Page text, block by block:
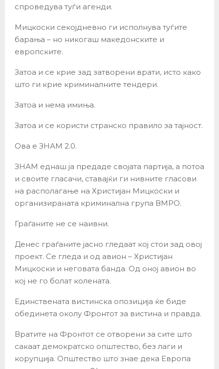
спроведува туѓи агенди.
Мицкоски секојдневно ги исполнува туѓите
барања – но никогаш македонските и
европските.
Затоа и се крие зад затворени врати, исто како
што ги крие криминалните тендери.
Затоа и нема имиња.
Затоа и се користи странско правило за тајност.
Ова е ЗНАМ 2.0.
ЗНАМ еднаш ја предаде својата партија, а потоа
и своите гласачи, ставајќи ги нивните гласови
на располагање на Христијан Мицкоски и
организираната криминална група ВМРО.
Граѓаните не се наивни.
Денес граѓаните јасно гледаат кој стои зад овој
проект. Се гледа и од авион – Христијан
Мицкоски и неговата банда. Од оној авион во
кој не го болат колената.
Единствената вистинска опозиција ќе биде
обединета околу Фронтот за вистина и правда.
Вратите на Фронтот се отворени за сите што
сакаат демократско општество, без лаги и
корупција. Општество што знае дека Европа